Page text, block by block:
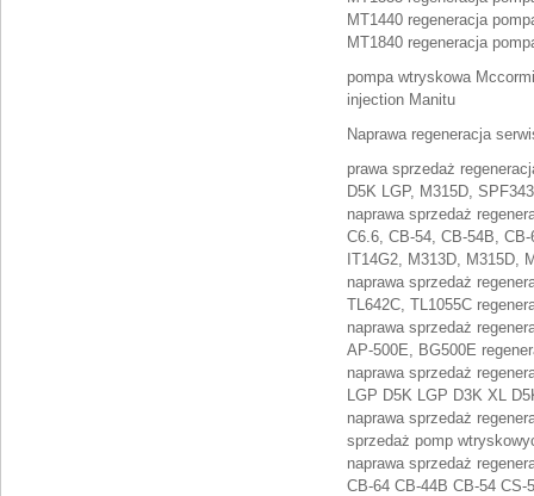
MT1440 regeneracja
MT1840 regeneracja
pompa wtryskowa
injection Manitu
Naprawa regeneracja
prawa sprzedaż
D5K LGP, M315D,
naprawa sprzedaż
C6.6, CB-54, CB-54B,
IT14G2, M313D, M315D,
naprawa sprzedaż
TL642C, TL1055C
naprawa sprzedaż
AP-500E, BG500E
naprawa sprzedaż
LGP D5K LGP D3K XL
naprawa sprzedaż
sprzedaż pomp
naprawa sprzedaż
CB-64 CB-44B CB-54 CS-